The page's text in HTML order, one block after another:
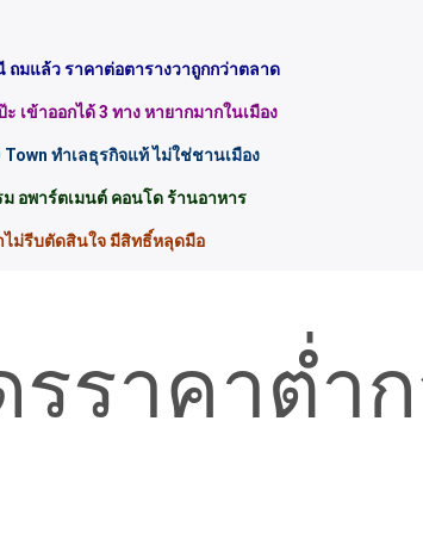
ถมแล้ว ราคาต่อตารางวาถูกกว่าตลาด
เข้าออกได้ 3 ทาง หายากมากในเมือง
ทำเลธุรกิจแท้ ไม่ใช่ชานเมือง
ม อพาร์ตเมนต์ คอนโด ร้านอาหาร
ไม่รีบตัดสินใจ มีสิทธิ์หลุดมือ